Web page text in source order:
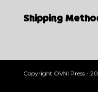
Shipping
Copyright OVNI Press -